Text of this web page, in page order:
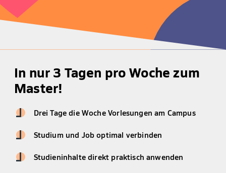
In nur 3 Tagen pro Woche zum
Master!
Drei Tage die Woche Vorlesungen am Campus
Studium und Job optimal verbinden
Studieninhalte direkt praktisch anwenden